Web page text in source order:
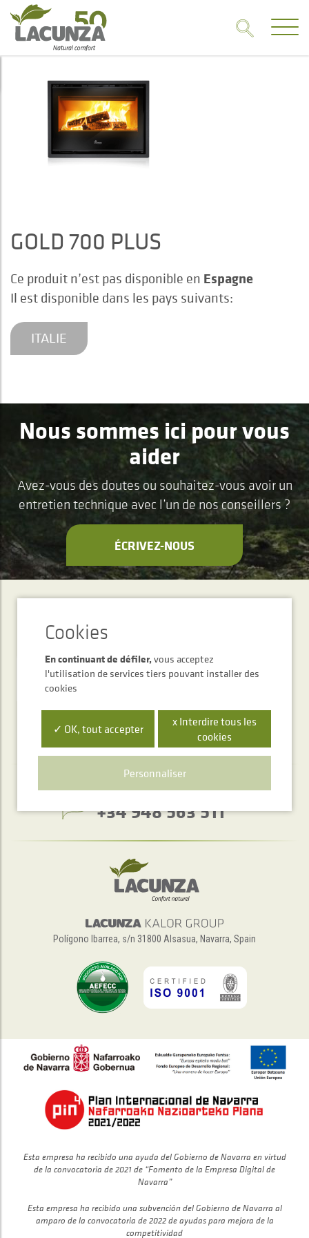
GOLD 700 PLUS
Ce produit n’est pas disponible en Espagne
Il est disponible dans les pays suivants:
ITALIE
Nous sommes ici pour vous
aider
Avez-vous des doutes ou souhaitez-vous avoir un
entretien technique avec l’un de nos conseillers ?
ÉCRIVEZ-NOUS
Newsletter
ENVOYER
Service d'accueil téléphonique
+34 948 563 511
Polígono Ibarrea, s/n 31800 Alsasua, Navarra, Spain
Esta empresa ha recibido una ayuda del Gobierno de Navarra en virtud
de la convocatoria de 2021 de “Fomento de la Empresa Digital de
Navarra”
Esta empresa ha recibido una subvención del Gobierno de Navarra al
amparo de la convocatoria de 2022 de ayudas para mejora de la
competitividad
En continuant de défiler,vous acceptez
l'utilisation de services tiers pouvant installer des
cookies
✓ OK, tout accepter
x Interdire tous les
cookies
Personnaliser